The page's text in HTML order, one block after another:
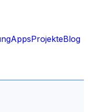
AppsProjekteBlog